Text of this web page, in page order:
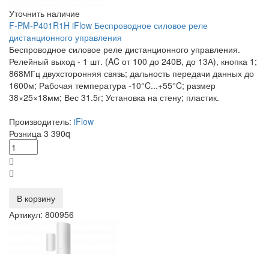
Уточнить наличие
F-PM-P401R1H iFlow Беспроводное силовое реле
дистанционного управления
Беспроводное силовое реле дистанционного управления.
Релейный выход - 1 шт. (AC от 100 до 240В, до 13А), кнопка 1;
868МГц двухсторонняя связь; дальность передачи данных до
1600м; Рабочая температура -10°C...+55°C; размер
38×25×18мм; Вес 31.5г; Установка на стену; пластик.
Производитель: iFlow
Розница 3 390q
В корзину
Артикул: 800956